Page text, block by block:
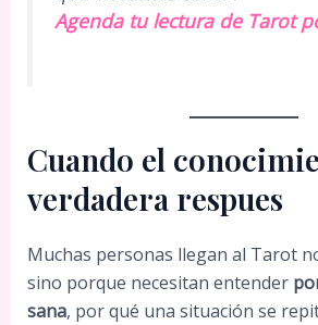
Agenda tu lectura de Tarot
Cuando el
verdadera respues
Muchas personas llegan al Tarot
sino porque necesitan entender
sana, por qué una situación se